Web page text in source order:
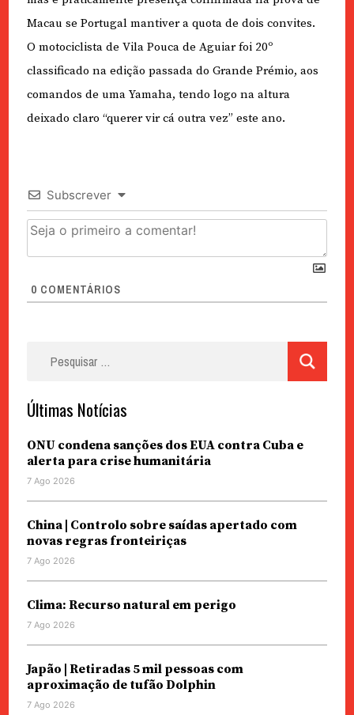
Macau se Portugal mantiver a quota de dois convites.
O motociclista de Vila Pouca de Aguiar foi 20º
classificado na edição passada do Grande Prémio, aos
comandos de uma Yamaha, tendo logo na altura
deixado claro “querer vir cá outra vez” este ano.
Subscrever
0 COMENTÁRIOS
Últimas Notícias
ONU condena sanções dos EUA contra Cuba e
alerta para crise humanitária
7 Ago 2026
China | Controlo sobre saídas apertado com
novas regras fronteiriças
7 Ago 2026
Clima: Recurso natural em perigo
7 Ago 2026
Japão | Retiradas 5 mil pessoas com
aproximação de tufão Dolphin
7 Ago 2026